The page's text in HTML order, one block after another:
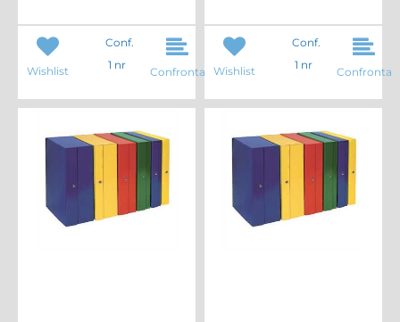
Wishlist
Conf.
1 nr
Confronta Wishlist
Conf.
1 nr
Confronta